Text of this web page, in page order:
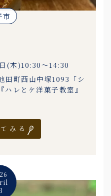
市
(木)10:30〜14:30
田町西山中塚1093「シ
レとケ洋菓子教室』
みる